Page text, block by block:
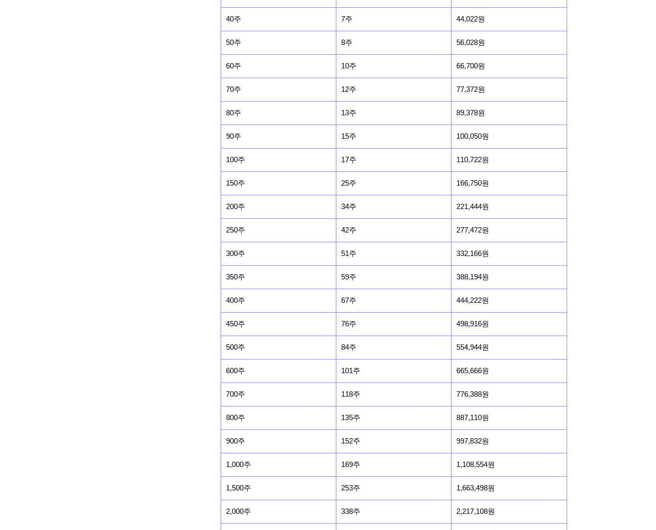
40주 7주 44,022원
50주 8주 56,028원
60주 10주 66,700원
70주 12주 77,372원
80주 13주 89,378원
90주 15주 100,050원
100주 17주 110,722원
150주 25주 166,750원
200주 34주 221,444원
250주 42주 277,472원
300주 51주 332,166원
350주 59주 388,194원
400주 67주 444,222원
450주 76주 498,916원
500주 84주 554,944원
600주 101주 665,666원
700주 118주 776,388원
800주 135주 887,110원
900주 152주 997,832원
1,000주 169주 1,108,554원
1,500주 253주 1,663,498원
2,000주 338주 2,217,108원